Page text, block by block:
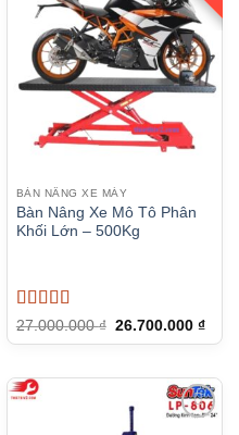
₫.
BÀN NÂNG XE MÁY
Bàn Nâng Xe Mô Tô Phân
Khối Lớn – 500Kg
Được xếp
hạng55 sao
27.000.000₫ Giá
26.700.000 ₫Giá
hiện